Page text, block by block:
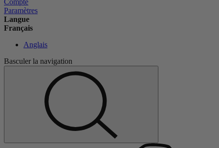
Compte
Paramètres
Langue
Français
Anglais
Basculer la navigation